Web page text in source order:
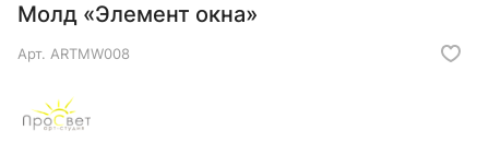
Молд «Элемент окна»
Арт. ARTMW008